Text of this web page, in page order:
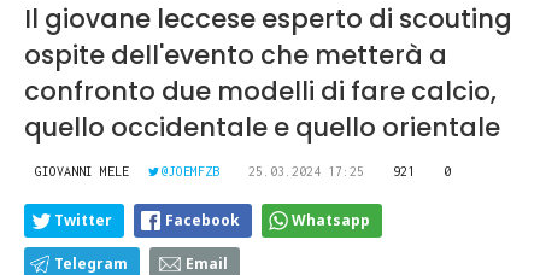
Il giovane leccese esperto di scouting
ospite dell'evento che metterà a
confronto due modelli di fare calcio,
quello occidentale e quello orientale
GIOVANNI MELE @JOEMFZB 25.03.2024 17:25 921 0
Twitter Facebook Whatsapp
Telegram Email